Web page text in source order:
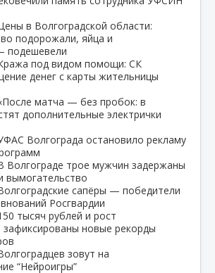
в Волгоградской области:
подорожали, яйца и
подешевели
под видом помощи: СК
денег с карты жительницы
матча — без пробок: в
дополнительные электрички
Волгограда остановило рекламу
Волгограде трое мужчин задержаны
вымогательство
сапёры — победители
Росгвардии
тысяч рублей и рост
новые рекорды
зовут на
“Нейроигры”